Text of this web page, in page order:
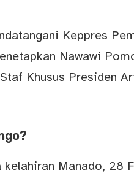
Keppres
Nawawi
Khusus Presiden
Manado, 28